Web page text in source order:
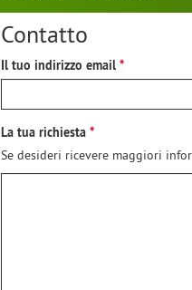
Contatto
Il tuo indirizzo email
La tua richiesta
Se desideri ricevere maggiori